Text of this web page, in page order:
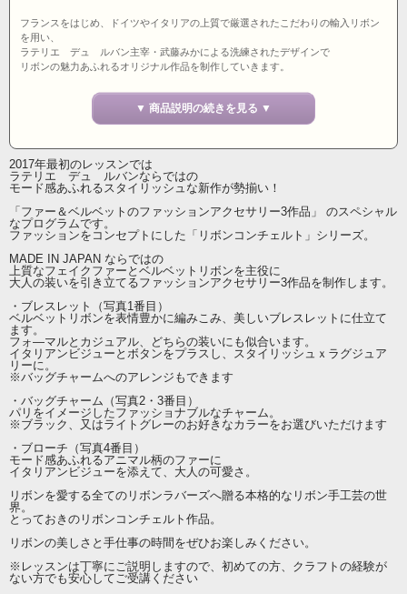
フランスをはじめ、ドイツやイタリアの上質で厳選されたこだわりの輸入リボン
を用い、
ラテリエ デュ ルバン主宰・武藤みかによる洗練されたデザインで
リボンの魅力あふれるオリジナル作品を制作していきます。
フランスのライフスタイル「Art de vivre アール ドゥ ヴィーヴル 」。
ラテリエ デュ ルバンのレッスンでは
日々の暮らしをより豊かに感じることのできる
▼ 商品説明の続きを見る ▼
2017年最初のレッスンでは
ラテリエ デュ ルバンならではの
モード感あふれるスタイリッシュな新作が勢揃い！
「ファー＆ベルベットのファッションアクセサリー3作品」 のスペシャル
なプログラムです。
ファッションをコンセプトにした「リボンコンチェルト」シリーズ。
MADE IN JAPAN ならではの
上質なフェイクファーとベルベットリボンを主役に
大人の装いを引き立てるファッションアクセサリー3作品を制作します。
・ブレスレット（写真1番目）
ベルベットリボンを表情豊かに編みこみ、美しいブレスレットに仕立て
ます。
フォ―マルとカジュアル、どちらの装いにも似合います。
イタリアンビジューとボタンをプラスし、スタイリッシュｘラグジュア
リーに。
※バッグチャームへのアレンジもできます
・バッグチャーム（写真2・3番目）
パリをイメージしたファッショナブルなチャーム。
※ブラック、又はライトグレーのお好きなカラーをお選びいただけます
・ブローチ（写真4番目）
モード感あふれるアニマル柄のファーに
イタリアンビジューを添えて、大人の可愛さ。
リボンを愛する全てのリボンラバーズへ贈る本格的なリボン手工芸の世
界。
とっておきのリボンコンチェルト作品。
リボンの美しさと手仕事の時間をぜひお楽しみください。
※レッスンは丁寧にご説明しますので、初めての方、クラフトの経験が
ない方でも安心してご受講ください